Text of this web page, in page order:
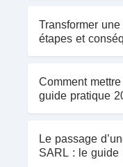
Transformer
étapes et
Comment
guide pratique
Le passage
SARL : le guide